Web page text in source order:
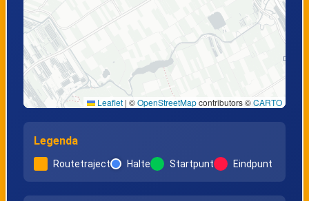
Leaflet | ©OpenStreetMapcontributors ©CARTO
Legenda
Routetraject Halte Startpunt Eindpunt